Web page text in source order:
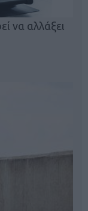
να αλλάξει